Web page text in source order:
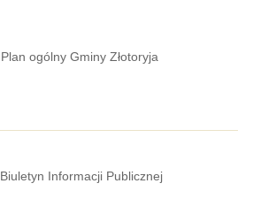
Plan ogólny Gminy Złotoryja
Biuletyn Informacji Publicznej